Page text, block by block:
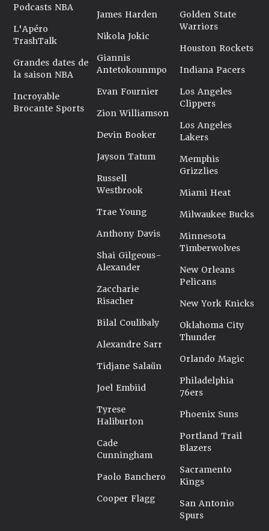
Podcasts NBA
L'Apéro
TrashTalk
Grandes dates de
la saison NBA
Incroyable
Brocante Sports
James Harden
Nikola Jokic
Giannis
Antetokounmpo
Evan Fournier
Zion Williamson
Devin Booker
Jayson Tatum
Russell
Westbrook
Trae Young
Anthony Davis
Shai Gilgeous-
Alexander
Zaccharie
Risacher
Bilal Coulibaly
Alexandre Sarr
Tidjane Salaün
Joel Embiid
Tyrese
Haliburton
Cade
Cunningham
Paolo Banchero
Cooper Flagg
Golden State
Warriors
Houston Rockets
Indiana Pacers
Los Angeles
Clippers
Los Angeles
Lakers
Memphis
Grizzlies
Miami Heat
Milwaukee Bucks
Minnesota
Timberwolves
New Orleans
Pelicans
New York Knicks
Oklahoma City
Thunder
Orlando Magic
Philadelphia
76ers
Phoenix Suns
Portland Trail
Blazers
Sacramento
Kings
San Antonio
Spurs